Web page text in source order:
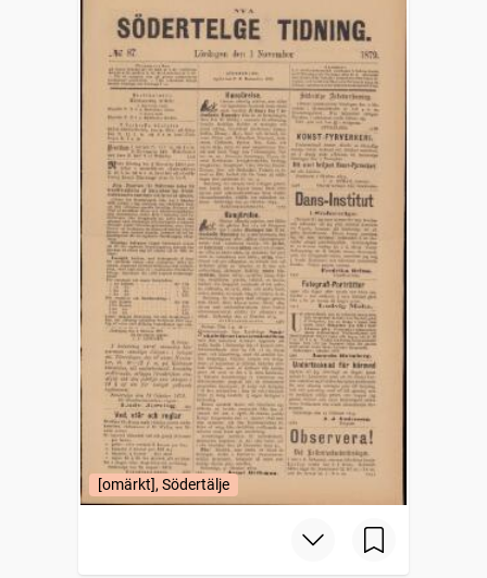
[omärkt], Södertälje